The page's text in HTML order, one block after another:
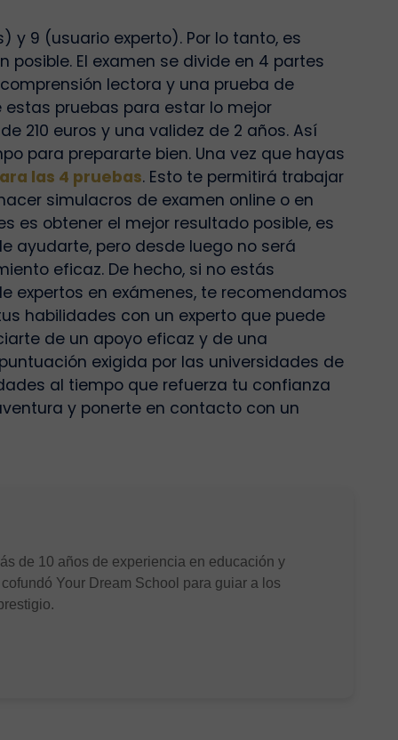
9 (usuario experto). Por lo tanto, es
El examen se divide en 4 partes
lectora y una prueba de
pruebas para estar lo mejor
210 euros y una validez de 2 años. Así
para prepararte bien. Una vez que hayas
las 4 pruebas. Esto te permitirá trabajar
simulacros de examen online o en
es obtener el mejor resultado posible, es
ayudarte, pero desde luego no será
eficaz. De hecho, si no estás
expertos en exámenes, te recomendamos
habilidades con un experto que puede
de un apoyo eficaz y de una
exigida por las universidades de
al tiempo que refuerza tu confianza
y ponerte en contacto con un
de 10 años de experiencia en educación y
Your Dream School para guiar a los